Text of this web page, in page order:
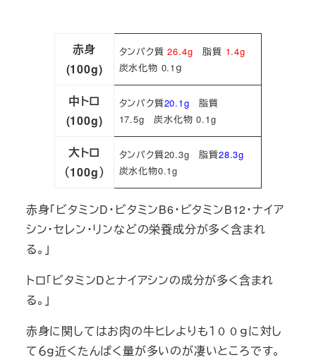
赤身
(100g)
タンパク質26.4g 脂質 1.4g
炭水化物 0.1ｇ
中トロ
(100g)
タンパク質20.1g 脂質
17.5g 炭水化物 0.1g
大トロ
（100g）
タンパク質20.3g 脂質28.3g
炭水化物0.1g
赤身「ビタミンD・ビタミンB6・ビタミンB12・ナイア
シン・セレン・リンなどの栄養成分が多く含まれ
る。」
トロ「ビタミンDとナイアシンの成分が多く含まれ
る。」
赤身に関してはお肉の牛ヒレよりも１００ｇに対し
て６ｇ近くたんぱく量が多いのが凄いところです。